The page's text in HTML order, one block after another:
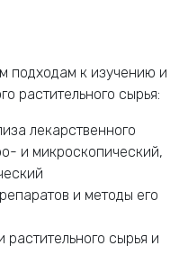
подходам к изучению и
растительного сырья:
лекарственного
и микроскопический,
и методы его
сырья и